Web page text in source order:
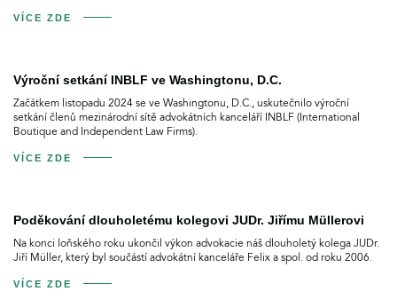
VÍCE ZDE
Výroční setkání INBLF ve Washingtonu, D.C.
Začátkem listopadu 2024 se ve Washingtonu, D.C., uskutečnilo výroční
setkání členů mezinárodní sítě advokátních kanceláří INBLF (International
Boutique and Independent Law Firms).
VÍCE ZDE
Poděkování dlouholetému kolegovi JUDr. Jiřímu Müllerovi
Na konci loňského roku ukončil výkon advokacie náš dlouholetý kolega JUDr.
Jiří Müller, který byl součástí advokátní kanceláře Felix a spol. od roku 2006.
VÍCE ZDE